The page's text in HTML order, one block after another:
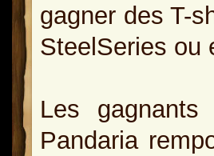
gagner des T-
SteelSeries ou
Les
Pandaria